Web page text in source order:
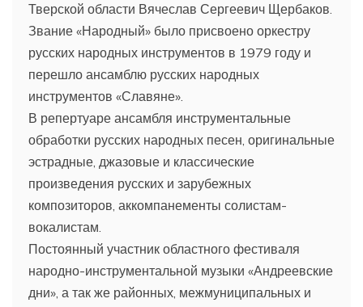
Тверской области Вячеслав Сергеевич Щербаков.
Звание «Народный» было присвоено оркестру
русских народных инструментов в 1979 году и
перешло ансамблю русских народных
инструментов «Славяне».
В репертуаре ансамбля инструментальные
обработки русских народных песен, оригинальные
эстрадные, джазовые и классические
произведения русских и зарубежных
композиторов, аккомпанементы солистам-
вокалистам.
Постоянный участник областного фестиваля
народно-инструментальной музыки «Андреевские
дни», а так же районных, межмуниципальных и